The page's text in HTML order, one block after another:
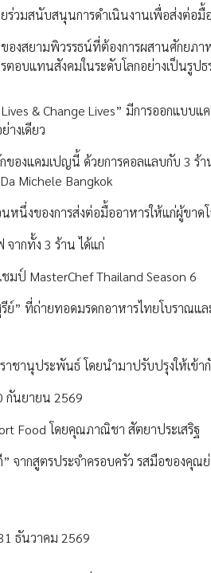
ร่วมสนับสนุนการดำเนินงานเพื่อส่งต่อ
งสยามพิวรรธน์ที่ต้องการผสานศักยภา
ตอบแทนสังคมในระดับโลกอย่างเป็นรูปธ
& Change Lives” มีการออกแบบแ
างเดียว
องแคมเปญนี้ ด้วยการคอลแลบกับ 3 ร้
Michele Bangkok
นึ่งของการส่งต่อมื้ออาหารให้แก่ผู้ขาด
จากทั้ง 3 ร้าน ได้แก่
มป์ MasterChef Thailand Season 6
” ที่ถ่ายทอดมรดกอาหารไทยโบราณแ
ชานุประพันธ์ โดยนำมาปรับปรุงให้เข้
กันยายน 2569
Food โดยคุณภาณิชา สัตยาประเสริฐ
จากสูตรประจำครอบครัว รสมือของคุณ
ธันวาคม 2569